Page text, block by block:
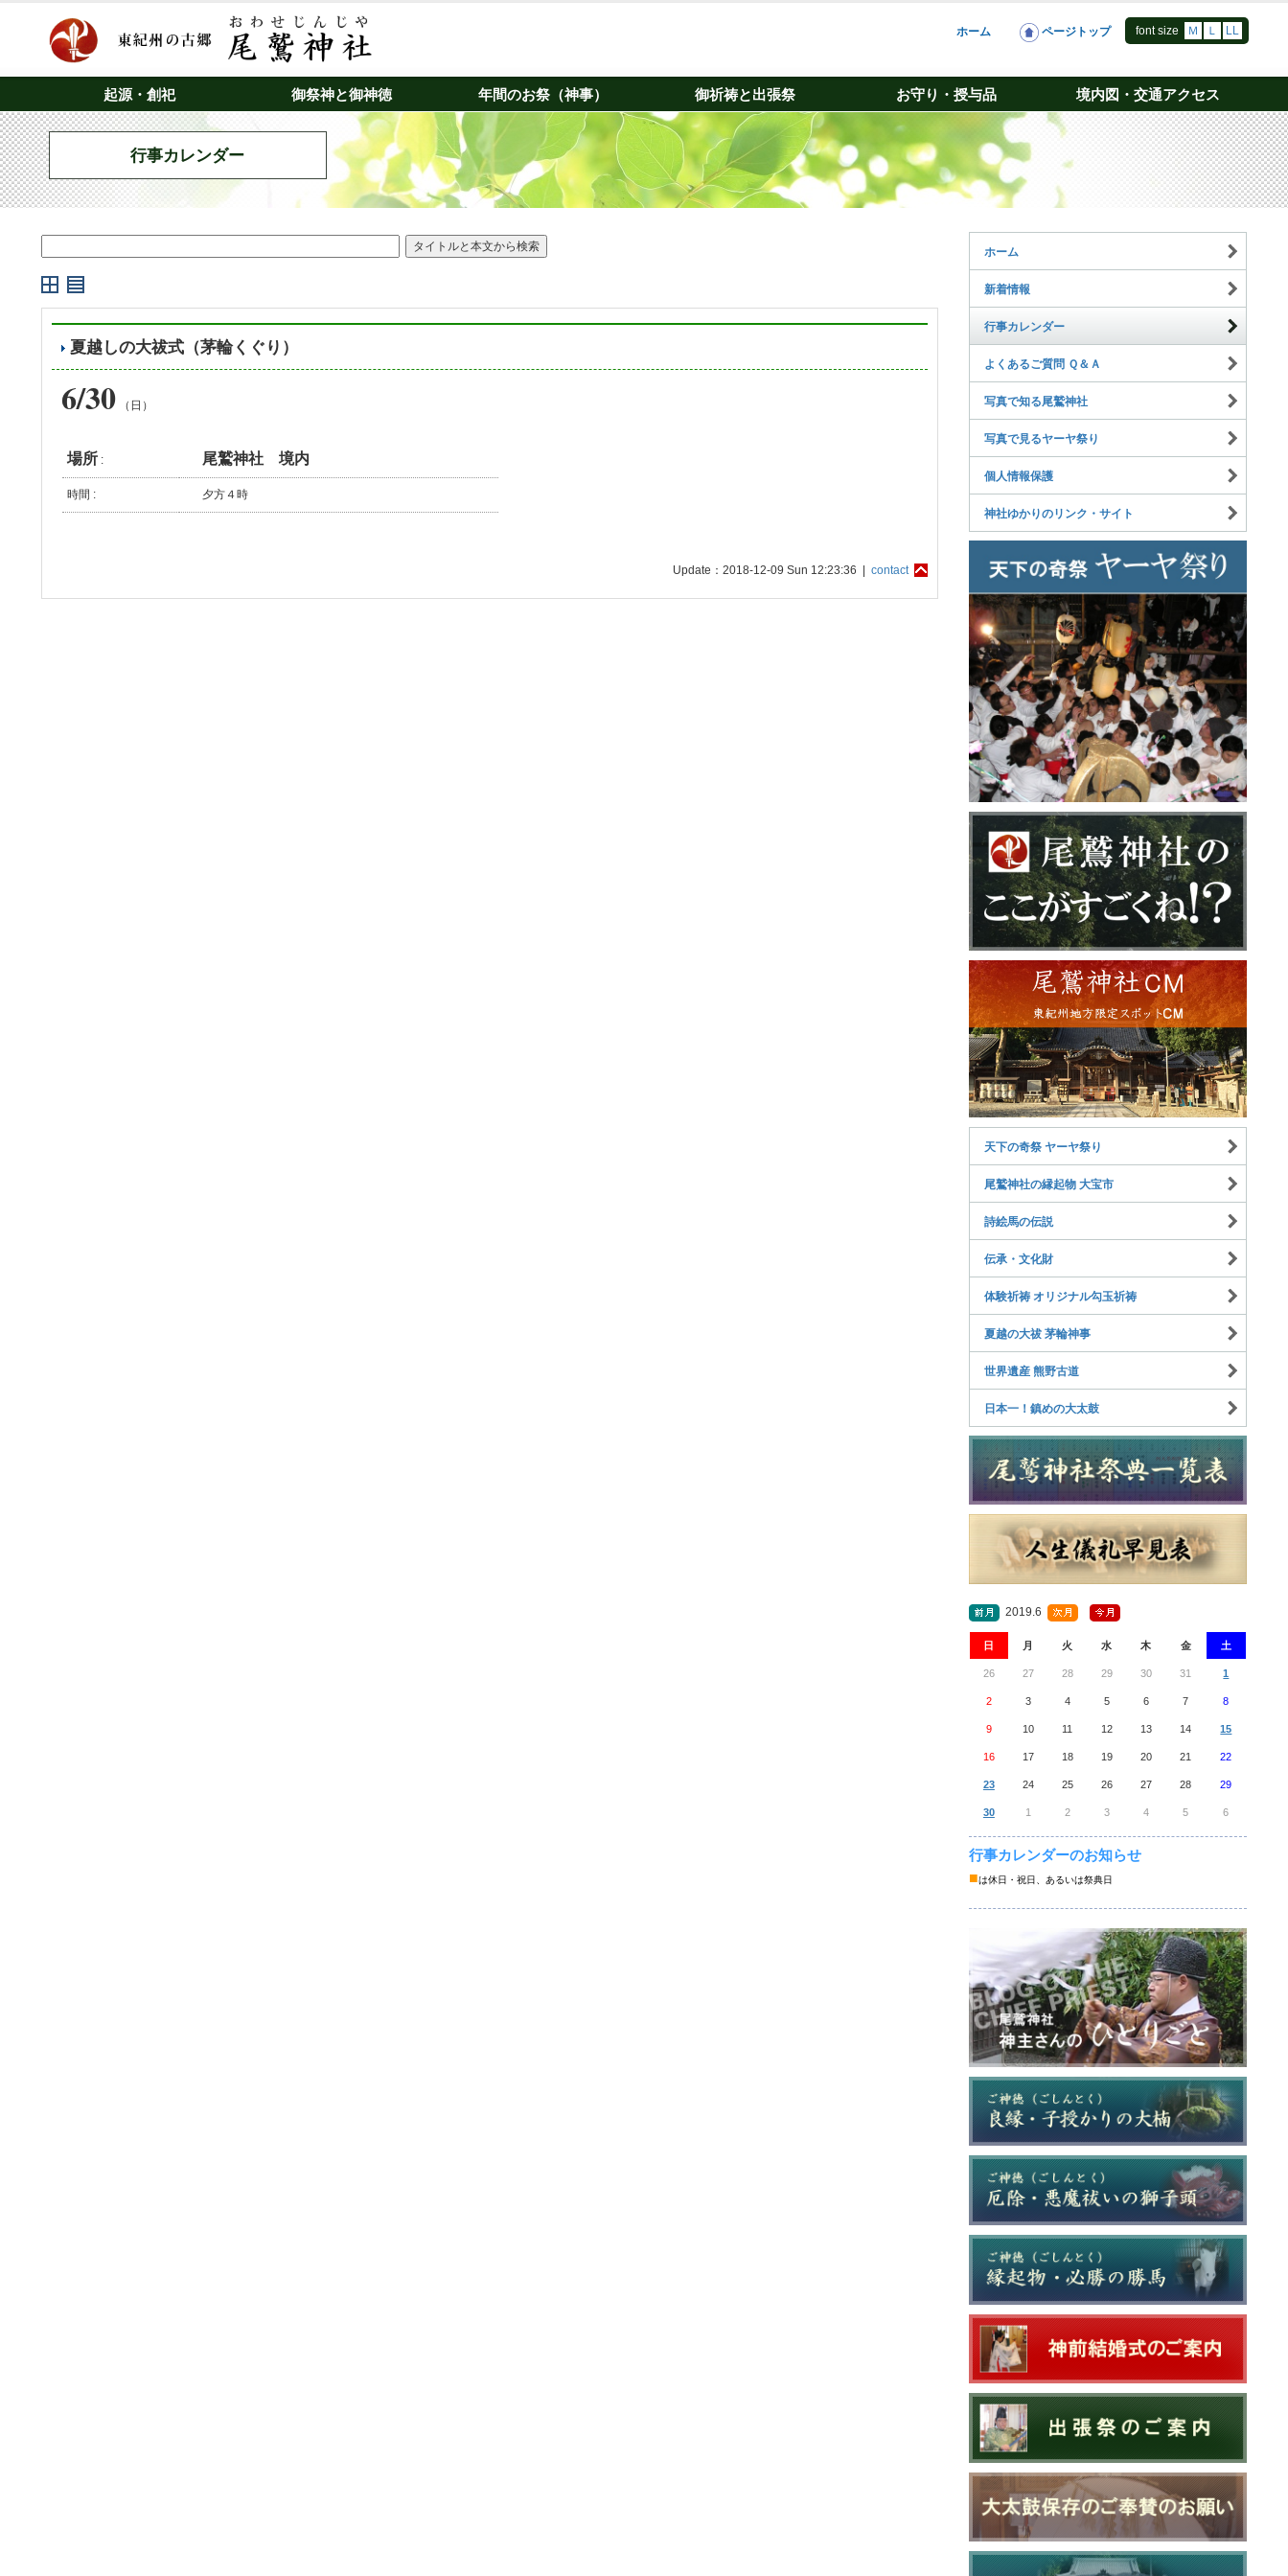
ホーム ページトップ font size Ｍ Ｌ LL
起源・創祀 御祭神と御神徳 年間のお祭（神事） 御祈祷と出張祭 お守り・授与品 境内図・交通アクセス
行事カレンダー
夏越しの大祓式（茅輪くぐり）
6/30（日）
場所: 尾鷲神社 境内
時間 : 夕方４時
Update：2018-12-09 Sun 12:23:36 | contact
ホーム
新着情報
行事カレンダー
よくあるご質問 Ｑ＆Ａ
写真で知る尾鷲神社
写真で見るヤーヤ祭り
個人情報保護
神社ゆかりのリンク・サイト
天下の奇祭 ヤーヤ祭り
尾鷲神社の縁起物 大宝市
詩絵馬の伝説
伝承・文化財
体験祈祷 オリジナル勾玉祈祷
夏越の大祓 茅輪神事
世界遺産 熊野古道
日本一！鎮めの大太鼓
2019.6
日 月 火 水 木 金 土
26 27 28 29 30 31 1
2 3 4 5 6 7 8
9 10 11 12 13 14 15
16 17 18 19 20 21 22
23 24 25 26 27 28 29
30 1 2 3 4 5 6
行事カレンダーのお知らせ
■は休日・祝日、あるいは祭典日